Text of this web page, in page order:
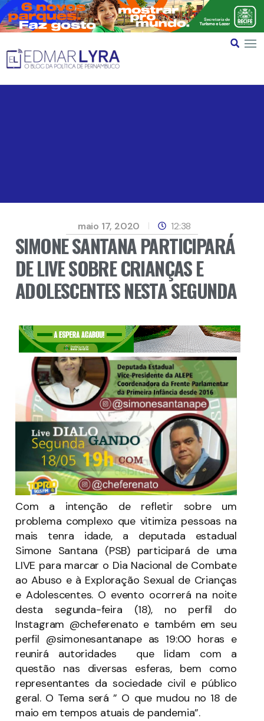
maio 17, 2020 12:38
SIMONE SANTANA PARTICIPARÁ
DE LIVE SOBRE CRIANÇAS E
ADOLESCENTES NESTA SEGUNDA
Com a intenção de refletir sobre um
problema complexo que vitimiza pessoas na
mais tenra idade, a deputada estadual
Simone Santana (PSB) participará de uma
LIVE para marcar o Dia Nacional de Combate
ao Abuso e à Exploração Sexual de Crianças
e Adolescentes. O evento ocorrerá na noite
desta segunda-feira (18), no perfil do
Instagram @cheferenato e também em seu
perfil @simonesantanape as 19:00 horas e
reunirá autoridades que lidam com a
questão nas diversas esferas, bem como
representantes da sociedade civil e público
geral. O Tema será ” O que mudou no 18 de
maio em tempos atuais de pandemia”.